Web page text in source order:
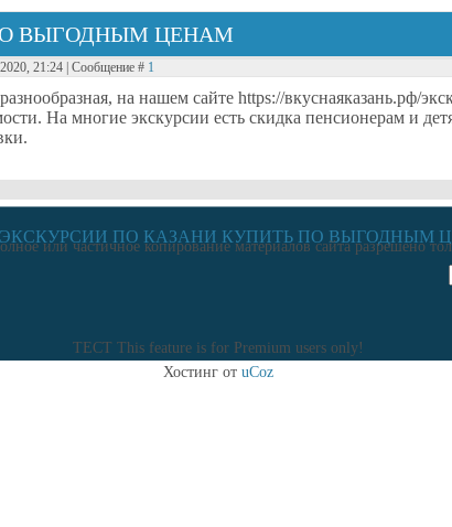
ВЫГОДНЫМ ЦЕНАМ
21:24 | Сообщение # 1
на нашем сайте https://вкуснаяказань.рф/
На многие экскурсии есть скидка пенсионерам и
ЭКСКУРСИИ ПО КАЗАНИ КУПИТЬ ПО ВЫГОДНЫМ
ТЕСТ This feature is for Premium users only!
или частичное копирование материалов сайта разрешено
Хостинг от uCoz